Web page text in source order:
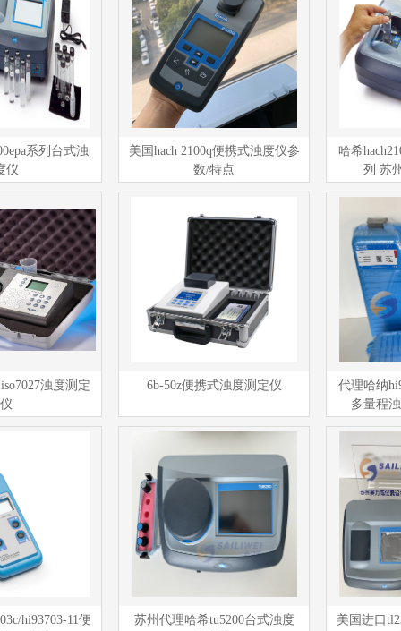
系列台式浊
仪
美国hach 2100q便携式浊度仪参
数/特点
哈希
列 苏
浊度测定
仪
6b-50z便携式浊度测定仪
代理哈纳
多量程
hi93703-11便
苏州代理哈希tu5200台式浊度
美国进口